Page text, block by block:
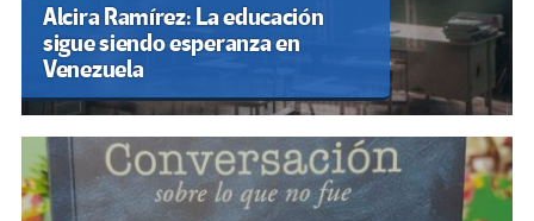
Alcira Ramírez: La educación
sigue siendo esperanza en
Venezuela